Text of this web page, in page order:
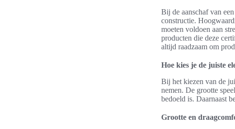
Bij de aanschaf van
constructie.
moeten voldoen aan
producten die deze
altijd raadzaam om
Hoe kies je de juiste
Bij het kiezen van de
nemen. De grootte
bedoeld is. Daarnaast
Grootte en